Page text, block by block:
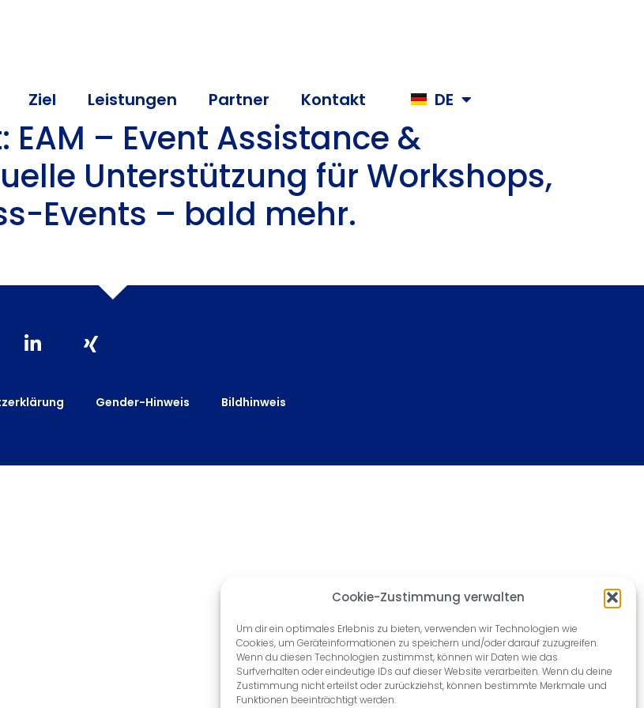
Cookie-Zustimmung verwalten
Um dir ein optimales Erlebnis zu bieten, verwenden wir Technologien wie
Cookies, um Geräteinformationen zu speichern und/oder darauf zuzugreifen.
Wenn du diesen Technologien zustimmst, können wir Daten wie das
Surfverhalten oder eindeutige IDs auf dieser Website verarbeiten. Wenn du deine
Zustimmung nicht erteilst oder zurückziehst, können bestimmte Merkmale und
Funktionen beeinträchtigt werden.
Ziel Leistungen Partner Kontakt DE
EN
– Event Assistance &
Unterstützung für Workshops,
Events – bald mehr.
Gender-Hinweis Bildhinweis